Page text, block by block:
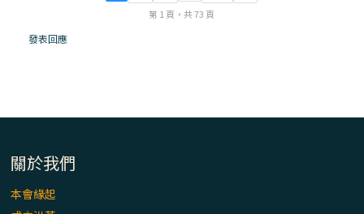
(5)黃敏正主教帶你做【將臨期避靜】—「福
第 1 頁，共 73 頁
發表回應
關於我們
本會緣起